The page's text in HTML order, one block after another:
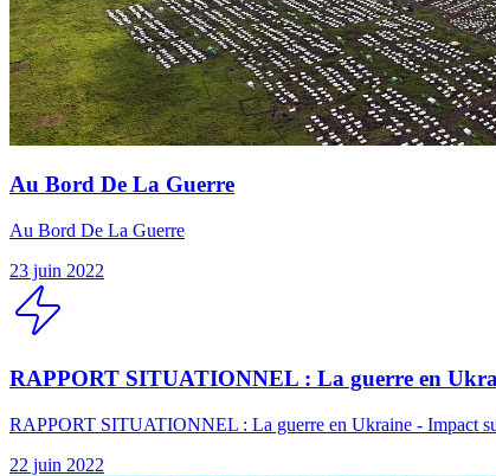
Au Bord De La Guerre
Au Bord De La Guerre
23 juin 2022
RAPPORT SITUATIONNEL : La guerre en
RAPPORT SITUATIONNEL : La guerre en Ukraine - Impact
22 juin 2022